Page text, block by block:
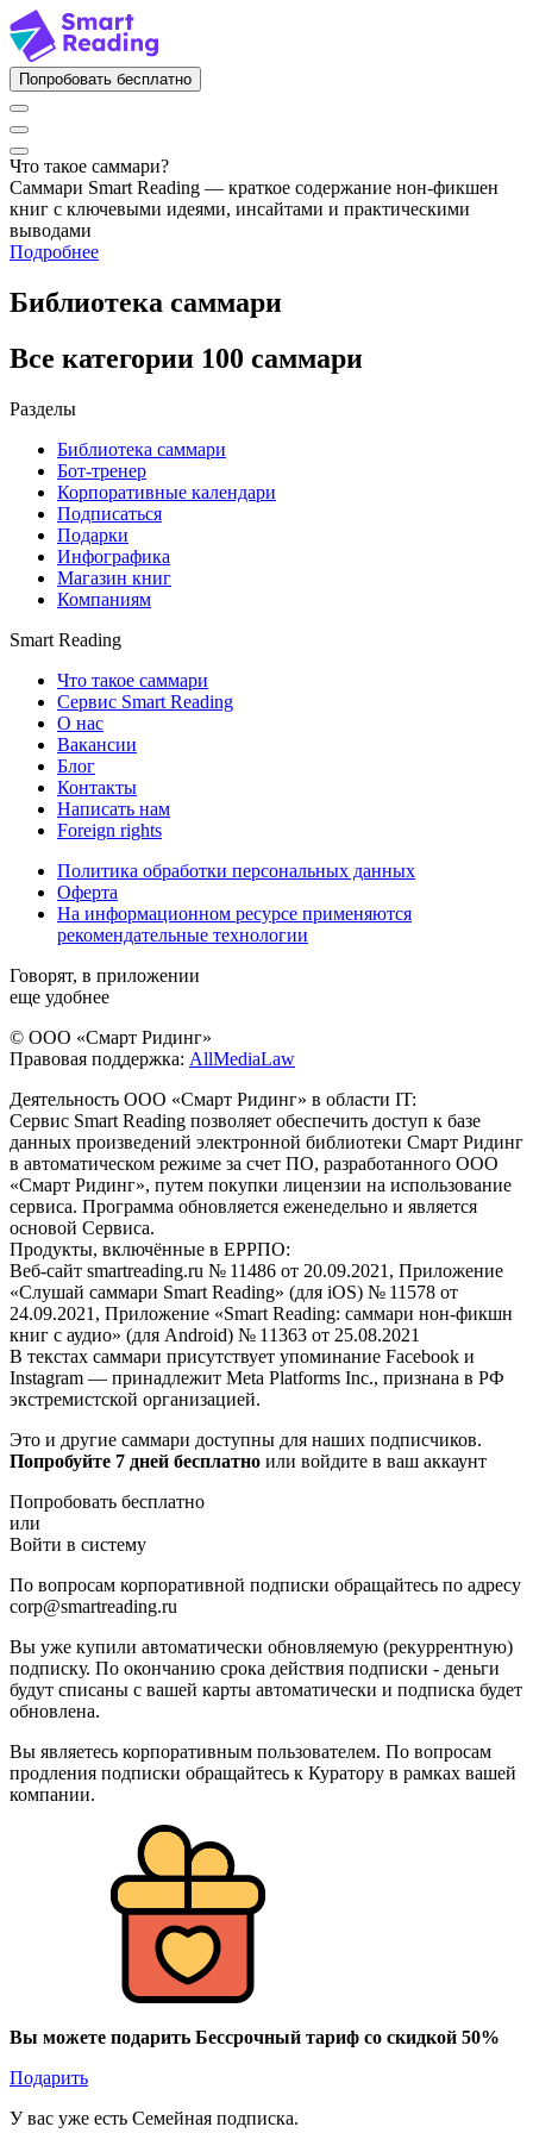
Попробовать бесплатно
Что такое саммари?
Саммари Smart Reading — краткое содержание нон-фикшен
книг с ключевыми идеями, инсайтами и практическими
выводами
Подробнее
Библиотека саммари
Все категории 100 саммари
Разделы
Библиотека саммари
Бот-тренер
Корпоративные календари
Подписаться
Подарки
Инфографика
Магазин книг
Компаниям
Smart Reading
Что такое саммари
Сервис Smart Reading
О нас
Вакансии
Блог
Контакты
Написать нам
Foreign rights
Политика обработки персональных данных
Оферта
На информационном ресурсе применяются
рекомендательные технологии
Говорят, в приложении
еще удобнее
© ООО «Смарт Ридинг»
Правовая поддержка: AllMediaLaw
Деятельность ООО «Смарт Ридинг» в области IT:
Сервис Smart Reading позволяет обеспечить доступ к базе
данных произведений электронной библиотеки Смарт Ридинг
в автоматическом режиме за счет ПО, разработанного ООО
«Смарт Ридинг», путем покупки лицензии на использование
сервиса. Программа обновляется еженедельно и является
основой Сервиса.
Продукты, включённые в ЕРРПО:
Веб-сайт smartreading.ru № 11486 от 20.09.2021, Приложение
«Слушай саммари Smart Reading» (для iOS) № 11578 от
24.09.2021, Приложение «Smart Reading: саммари нон-фикшн
книг с аудио» (для Android) № 11363 от 25.08.2021
В текстах саммари присутствует упоминание Facebook и
Instagram — принадлежит Meta Platforms Inc., признана в РФ
экстремистской организацией.
Это и другие саммари доступны для наших подписчиков.
Попробуйте 7 дней бесплатно или войдите в ваш аккаунт
Попробовать бесплатно
или
Войти в систему
По вопросам корпоративной подписки обращайтесь по адресу
corp@smartreading.ru
Вы уже купили автоматически обновляемую (рекуррентную)
подписку. По окончанию срока действия подписки - деньги
будут списаны с вашей карты автоматически и подписка будет
обновлена.
Вы являетесь корпоративным пользователем. По вопросам
продления подписки обращайтесь к Куратору в рамках вашей
компании.
Вы можете подарить Бессрочный тариф со скидкой 50%
Подарить
У вас уже есть Семейная подписка.